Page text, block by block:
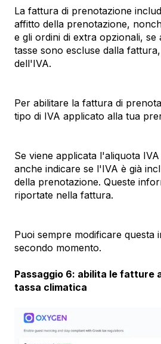
La fattura di prenotazione
affitto della prenotazione,
e gli ordini di extra opzionali, se
tasse sono escluse dalla
dell'IVA.
Per abilitare la fattura di
tipo di IVA applicato alla tua
Se viene applicata l'aliquota
anche indicare se l'IVA è già
della prenotazione. Queste
riportate nella fattura.
Puoi sempre modificare questa
secondo momento.
Passaggio 6: abilita le fatture
tassa climatica